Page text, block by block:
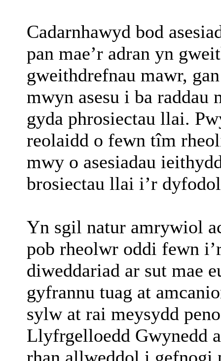
Cadarnhawyd bod
pan mae’r adran yn
gweithdrefnau mawr,
mwyn asesu i ba
gyda phrosiectau llai.
reolaidd o fewn tîm
mwy o asesiadau
brosiectau llai i’r
Yn sgil natur amrywiol
pob rheolwr oddi fewn
diweddariad ar sut mae
gyfrannu tuag at
sylw at rai meysydd
Llyfrgelloedd Gwynedd